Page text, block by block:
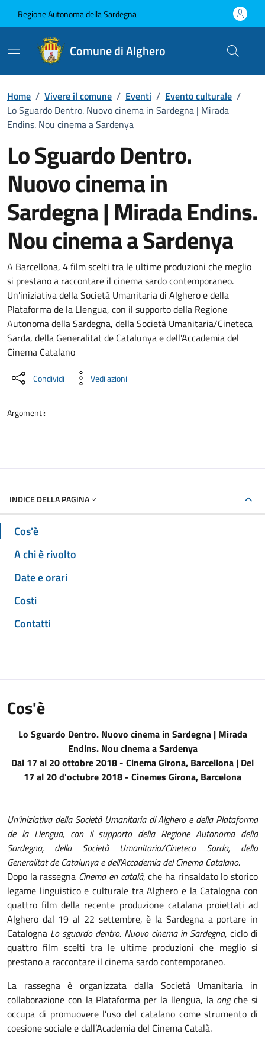
Regione Autonoma della Sardegna
Comune di Alghero
Home / Vivere il comune / Eventi / Evento culturale /
Lo Sguardo Dentro. Nuovo cinema in Sardegna | Mirada
Endins. Nou cinema a Sardenya
Lo Sguardo Dentro.
Nuovo cinema in
Sardegna | Mirada Endins.
Nou cinema a Sardenya
Dettaglio dell'evento
A Barcellona, 4 film scelti tra le ultime produzioni che meglio
si prestano a raccontare il cinema sardo contemporaneo.
Un'iniziativa della Società Umanitaria di Alghero e della
Plataforma de la Llengua, con il supporto della Regione
Autonoma della Sardegna, della Società Umanitaria/Cineteca
Sarda, della Generalitat de Catalunya e dell'Accademia del
Cinema Catalano
Condividi Vedi azioni
Argomenti:
INDICE DELLA PAGINA
Cos'è
A chi è rivolto
Date e orari
Costi
Contatti
Cos'è
Lo Sguardo Dentro. Nuovo cinema in Sardegna | Mirada
Endins. Nou cinema a Sardenya
Dal 17 al 20 ottobre 2018 - Cinema Girona, Barcellona | Del
17 al 20 d'octubre 2018 - Cinemes Girona, Barcelona
Un'iniziativa della Società Umanitaria di Alghero e della Plataforma
de la Llengua, con il supporto della Regione Autonoma della
Sardegna, della Società Umanitaria/Cineteca Sarda, della
Generalitat de Catalunya e dell'Accademia del Cinema Catalano.
Dopo la rassegna Cinema en català, che ha rinsaldato lo storico
legame linguistico e culturale tra Alghero e la Catalogna con
quattro film della recente produzione catalana proiettati ad
Alghero dal 19 al 22 settembre, è la Sardegna a portare in
Catalogna Lo sguardo dentro. Nuovo cinema in Sardegna, ciclo di
quattro film scelti tra le ultime produzioni che meglio si
prestano a raccontare il cinema sardo contemporaneo.
La rassegna è organizzata dalla Società Umanitaria in
collaborazione con la Plataforma per la llengua, la ongche si
occupa di promuovere l’uso del catalano come strumento di
coesione sociale e dall’Academia del Cinema Català.